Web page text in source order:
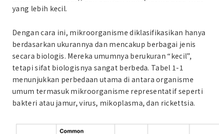
yang lebih kecil.
Dengan cara ini, mikroorganisme diklasifikasikan hanya
berdasarkan ukurannya dan mencakup berbagai jenis
secara biologis. Mereka umumnya berukuran “kecil”,
tetapi sifat biologisnya sangat berbeda. Tabel 1-1
menunjukkan perbedaan utama di antara organisme
umum termasuk mikroorganisme representatif seperti
bakteri atau jamur, virus, mikoplasma, dan rickettsia.